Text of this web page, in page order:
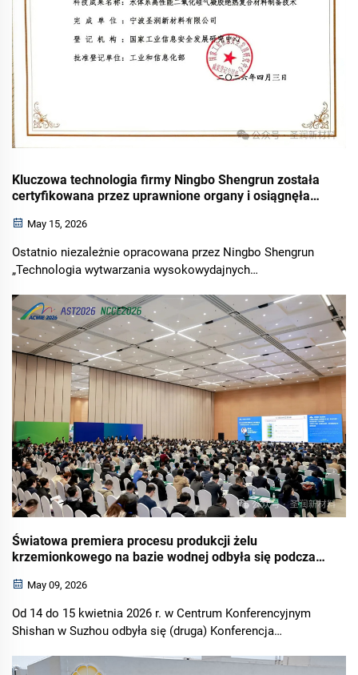
Kluczowa technologia firmy Ningbo Shengrun została
certyfikowana przez uprawnione organy i osiągnęła
May 15, 2026
Ostatnio niezależnie opracowana przez Ningbo Shengrun
„Technologia wytwarzania wysokowydajnych
krzemionkowego do systemów wodnych” pomyślnie
przeszła ocenę osiągnięć naukowo-technicznych...
Światowa premiera procesu produkcji żelu
krzemionkowego na bazie wodnej odbyła się podczas
zastosowań produktów z żelu krzemionkowego w 2026
r.
May 09, 2026
Od 14 do 15 kwietnia 2026 r. w Centrum Konferencyjnym
Shishan w Suzhou odbyła się (druga) Konferencja
produktów z żelu krzemionkowego. Wydarzenie to